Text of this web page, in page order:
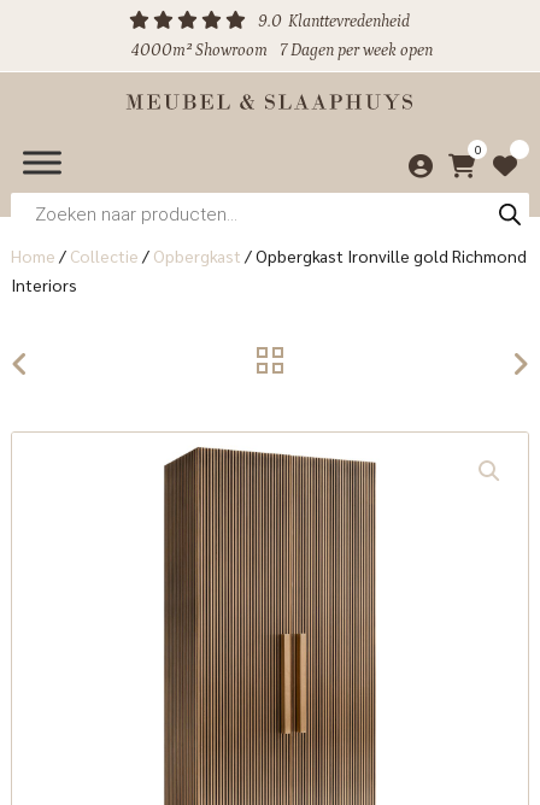
9.0 Klanttevredenheid
4000m² Showroom
7 Dagen per week open
0
Producten
zoeken
Home / Collectie / Opbergkast /Opbergkast Ironville gold Richmond
Interiors